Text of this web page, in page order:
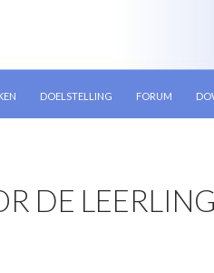
DOELSTELLING FORUM
DE